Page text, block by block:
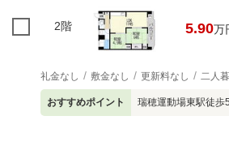
2階 5.90万
礼金なし 敷金なし 更新料なし 二人
おすすめポイント 瑞穂運動場東駅徒歩